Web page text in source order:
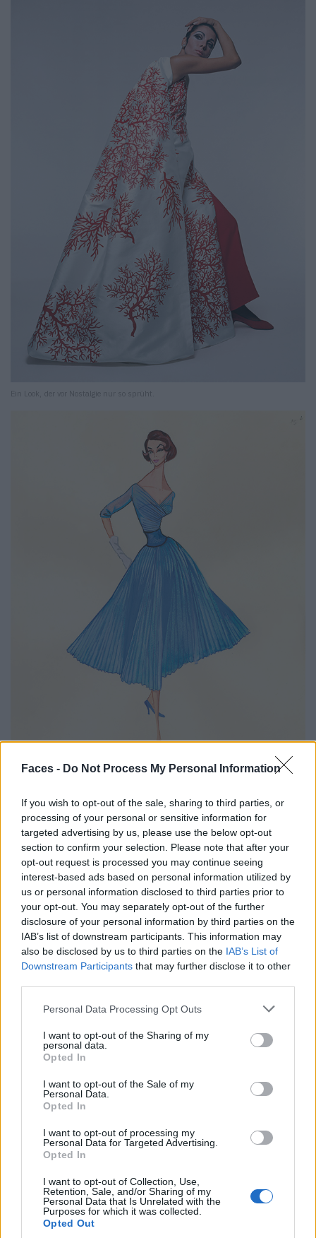
Faces - Do Not Process My Personal Information
If you wish to opt-out of the sale, sharing to third parties, or
processing of your personal or sensitive information for
targeted advertising by us, please use the below opt-out
section to confirm your selection. Please note that after your
opt-out request is processed you may continue seeing
interest-based ads based on personal information utilized by
us or personal information disclosed to third parties prior to
your opt-out. You may separately opt-out of the further
disclosure of your personal information by third parties on the
IAB’s list of downstream participants. This information may
also be disclosed by us to third parties on the IAB’s List of
Downstream Participants that may further disclose it to other
Personal Data Processing Opt Outs
I want to opt-out of the Sharing of my
personal data.
Opted In
I want to opt-out of the Sale of my
Personal Data.
Opted In
I want to opt-out of processing my
Personal Data for Targeted Advertising.
Opted In
I want to opt-out of Collection, Use,
Retention, Sale, and/or Sharing of my
Personal Data that Is Unrelated with the
Purposes for which it was collected.
Opted Out
Ein Look, der vor Nostalgie nur so sprüht.
Die Skizzen sind ebenso traumhaft wie die fertigen Entwürfe.
So stellt man sich die klassische italienische Valentino-Muse vor.
VALENTINO. A GRAND ITALIAN EPIC
Valentino – dieser Name ist Synonym für Eleganz und
italienischen Luxus. Doch wer steckt hinter dem